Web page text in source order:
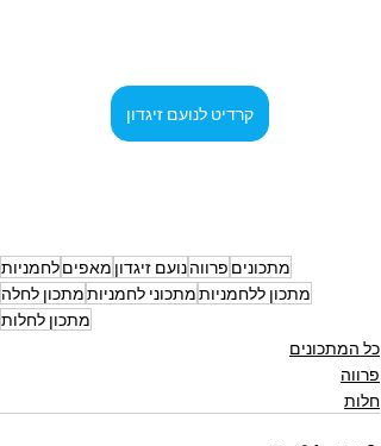
קרדיט לנועם זיגדון
מתכונים פרווהנועם זיגדון מאפיםלחמניות
מתכון ללחמניותמתכוני לחמניותמתכון לחלה
מתכון לחלות
כל המתכונים
פרווה
חלות